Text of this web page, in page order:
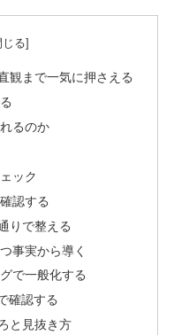
観まで一気に押さえる
るのか
ック
認する
りで整える
事実から導く
で一般化する
確認する
と見抜き方